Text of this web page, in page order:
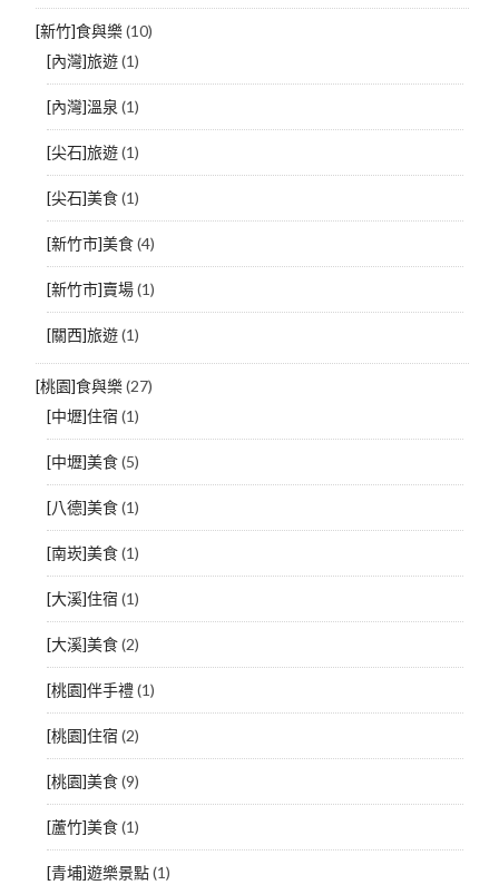
[新竹]食與樂(10)
[內灣]旅遊(1)
[內灣]溫泉 (1)
[尖石]旅遊(1)
[尖石]美食(1)
[新竹市]美食(4)
[新竹市]賣場(1)
[關西]旅遊(1)
[桃園]食與樂(27)
[中壢]住宿 (1)
[中壢]美食(5)
[八德]美食(1)
[南崁]美食(1)
[大溪]住宿 (1)
[大溪]美食(2)
[桃園]伴手禮(1)
[桃園]住宿 (2)
[桃園]美食(9)
[蘆竹]美食(1)
[青埔]遊樂景點(1)